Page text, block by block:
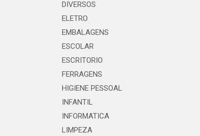
DIVERSOS
ELETRO
EMBALAGENS
ESCOLAR
ESCRITORIO
FERRAGENS
HIGIENE PESSOAL
INFANTIL
INFORMATICA
LIMPEZA